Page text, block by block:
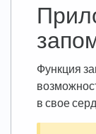
Функция
в свое